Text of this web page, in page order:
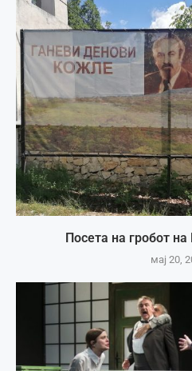
Посета на гробот
мај 20,